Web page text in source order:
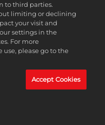
una pista abierta de
en la pista y
que revelarán a los
de Triple
una fiel
to third parties.
limiting or declining
your visit and
settings in the
For more
use, please go to the
Accept Cookies